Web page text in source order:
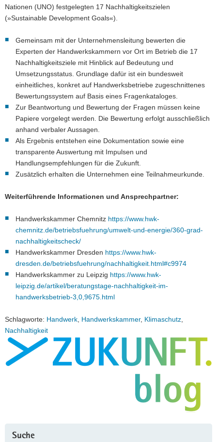
Nationen (UNO) festgelegten 17 Nachhaltigkeitszielen
(»Sustainable Development Goals«).
Gemeinsam mit der Unternehmensleitung bewerten die
Experten der Handwerkskammern vor Ort im Betrieb die 17
Nachhaltigkeitsziele mit Hinblick auf Bedeutung und
Umsetzungsstatus. Grundlage dafür ist ein bundesweit
einheitliches, konkret auf Handwerksbetriebe zugeschnittenes
Bewertungssystem auf Basis eines Fragenkataloges.
Zur Beantwortung und Bewertung der Fragen müssen keine
Papiere vorgelegt werden. Die Bewertung erfolgt ausschließlich
anhand verbaler Aussagen.
Als Ergebnis entstehen eine Dokumentation sowie eine
transparente Auswertung mit Impulsen und
Handlungsempfehlungen für die Zukunft.
Zusätzlich erhalten die Unternehmen eine Teilnahmeurkunde.
Weiterführende Informationen und Ansprechpartner:
Handwerkskammer Chemnitz https://www.hwk-
chemnitz.de/betriebsfuehrung/umwelt-und-energie/360-grad-
nachhaltigkeitscheck/
Handwerkskammer Dresden https://www.hwk-
dresden.de/betriebsfuehrung/nachhaltigkeit.html#c9974
Handwerkskammer zu Leipzig https://www.hwk-
leipzig.de/artikel/beratungstage-nachhaltigkeit-im-
handwerksbetrieb-3,0,9675.html
Schlagworte: Handwerk Handwerkskammer, Klimaschutz
Nachhaltigkeit
Suche